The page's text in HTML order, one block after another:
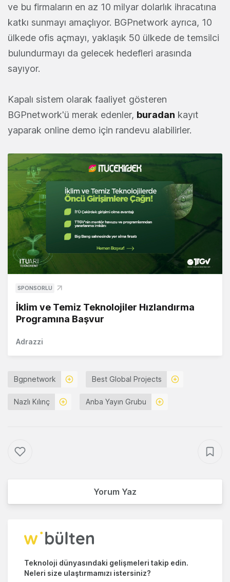
ve bu firmaların en az 10 milyar dolarlık ihracatına
katkı sunmayı amaçlıyor. BGPnetwork ayrıca, 10
ülkede ofis açmayı, yaklaşık 50 ülkede de temsilci
bulundurmayı da gelecek hedefleri arasında
sayıyor.
Kapalı sistem olarak faaliyet gösteren
BGPnetwork'ü merak edenler, buradan kayıt
yaparak online demo için randevu alabilirler.
SPONSORLU
İklim ve Temiz Teknolojiler Hızlandırma
Programına Başvur
Adrazzi
Bgpnetwork Best Global Projects
Nazlı Kılınç Anba Yayın Grubu
Yorum Yaz
Teknoloji dünyasındaki gelişmeleri takip edin.
Neleri size ulaştırmamızı istersiniz?